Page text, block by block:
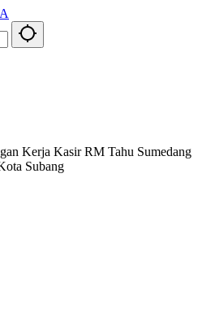
Kerja Kasir RM Tahu Sumedang
Subang